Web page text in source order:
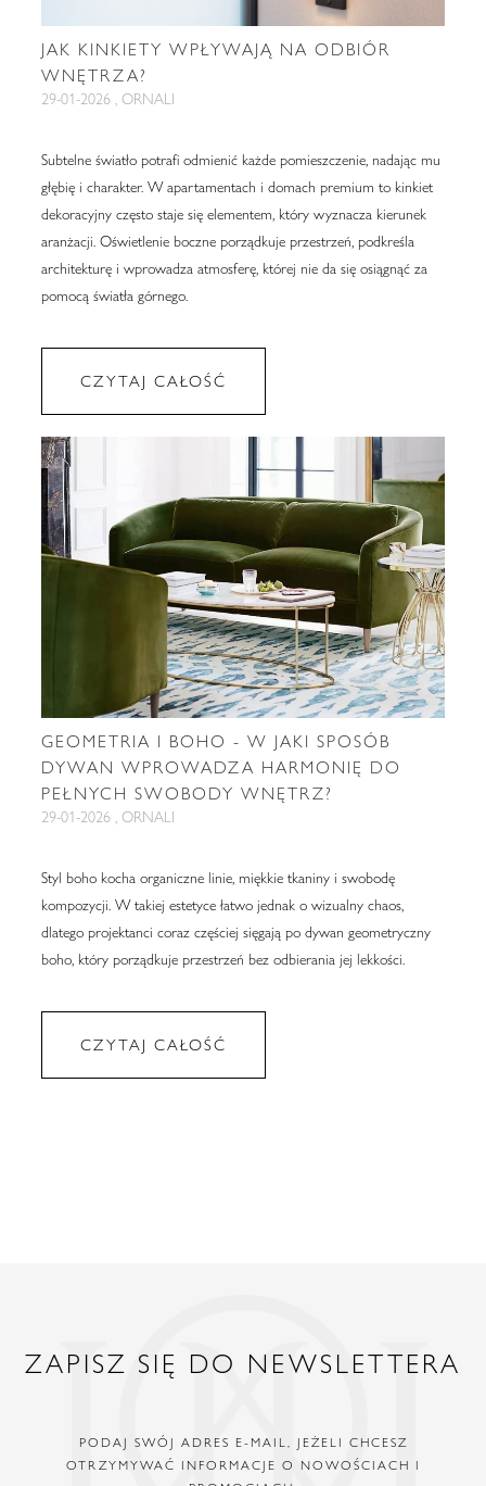
JAK KINKIETY WPŁYWAJĄ NA ODBIÓR
WNĘTRZA?
29-01-2026 , ORNALI
Subtelne światło potrafi odmienić każde pomieszczenie, nadając mu
głębię i charakter. W apartamentach i domach premium to kinkiet
dekoracyjny często staje się elementem, który wyznacza kierunek
aranżacji. Oświetlenie boczne porządkuje przestrzeń, podkreśla
architekturę i wprowadza atmosferę, której nie da się osiągnąć za
pomocą światła górnego.
CZYTAJ CAŁOŚĆ
GEOMETRIA I BOHO - W JAKI SPOSÓB
DYWAN WPROWADZA HARMONIĘ DO
PEŁNYCH SWOBODY WNĘTRZ?
29-01-2026 , ORNALI
Styl boho kocha organiczne linie, miękkie tkaniny i swobodę
kompozycji. W takiej estetyce łatwo jednak o wizualny chaos,
dlatego projektanci coraz częściej sięgają po dywan geometryczny
boho, który porządkuje przestrzeń bez odbierania jej lekkości.
CZYTAJ CAŁOŚĆ
ZAPISZ SIĘ DO NEWSLETTERA
PODAJ SWÓJ ADRES E-MAIL, JEŻELI CHCESZ
OTRZYMYWAĆ INFORMACJE O NOWOŚCIACH I